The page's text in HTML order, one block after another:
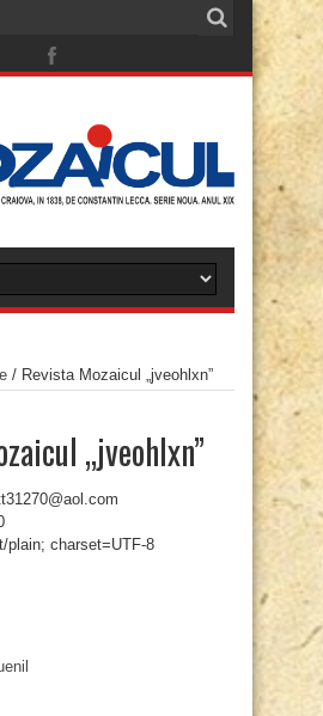
/ Revista Mozaicul „jveohlxn”
„jveohlxn”
plain; charset=UTF-8